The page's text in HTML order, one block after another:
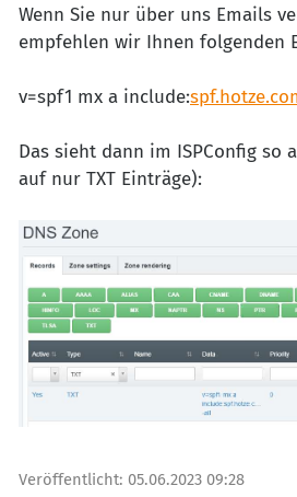
Wenn Sie nur über uns Emails
empfehlen wir Ihnen folgenden
v=spf1 mx a include:
Das sieht dann im ISPConfig so
auf nur TXT Einträge):
Veröffentlicht: 05.06.2023 09:28